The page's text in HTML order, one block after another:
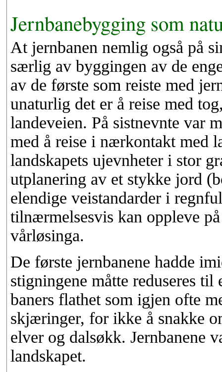
Jernbanebygging som
At jernbanen nemlig også på
særlig av byggingen av de
av de første som reiste med
unaturlig det er å reise med
landeveien. På sistnevnte var
med å reise i nærkontakt med
landskapets ujevnheter i stor
utplanering av et stykke jord
elendige veistandarder i
tilnærmelsesvis kan oppleve
vårløsinga.
De første jernbanene hadde
stigningene måtte reduseres
baners flathet som igjen ofte
skjæringer, for ikke å snakke
elver og dalsøkk. Jernbanene
landskapet.